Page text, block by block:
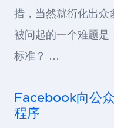
措，当然就衍化出众
被问起的一个难题是
标准？ …
Facebook向公
程序